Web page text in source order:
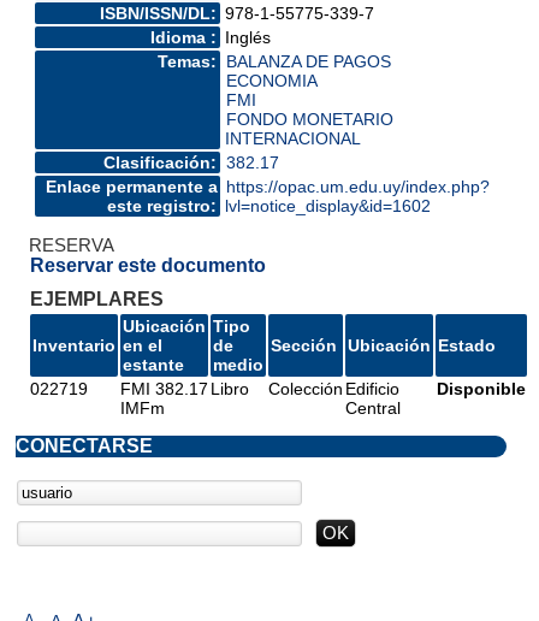
ISBN/ISSN/DL: 978-1-55775-339-7
Idioma : Inglés
Temas:
BALANZA DE PAGOS
ECONOMIA
FMI
FONDO MONETARIO
INTERNACIONAL
Clasificación: 382.17
Enlace permanente a
este registro:
https://opac.um.edu.uy/index.php?
lvl=notice_display&id=1602
RESERVA
Reservar este documento
EJEMPLARES
Inventario
Ubicación
en el
estante
Tipo
de
medio
Sección Ubicación Estado
022719
FMI 382.17
IMFm
Libro Colección Edificio
Central
Disponible
CONECTARSE